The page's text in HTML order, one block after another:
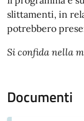
slittamenti, in
potrebbero
Si confida nella
Documenti